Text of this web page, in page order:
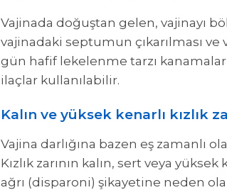
Vajinada doğuştan gelen, vajinayı
vajinadaki septumun çıkarılması
gün hafif lekelenme tarzı
ilaçlar kullanılabilir.
Kalın ve yüksek kenarlı kızlık
Vajina darlığına bazen eş zamanlı
Kızlık zarının kalın, sert veya
ağrı (disparoni) şikayetine neden